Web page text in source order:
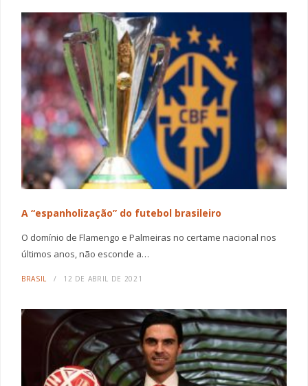
A “espanholização” do futebol brasileiro
O domínio de Flamengo e Palmeiras no certame nacional nos
últimos anos, não esconde a…
BRASIL 12 DE ABRIL DE 2021